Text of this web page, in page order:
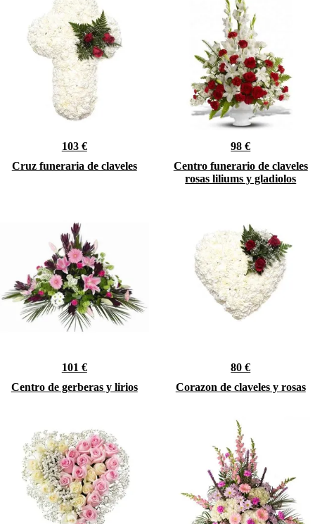
103 €
Cruz funeraria de claveles
98 €
Centro funerario de claveles
rosas liliums y gladiolos
101 €
Centro de gerberas y lirios
80 €
Corazon de claveles y rosas